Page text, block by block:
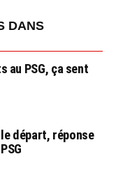
DANS
au PSG, ça sent
départ, réponse